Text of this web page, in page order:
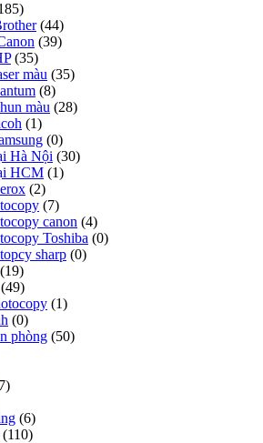
(44)
(39)
(35)
màu (35)
(8)
màu (28)
(1)
(0)
Hà Nội (30)
HCM (1)
(2)
(7)
canon (4)
Toshiba (0)
sharp (0)
(19)
(49)
(1)
(0)
phòng (50)
(6)
(110)